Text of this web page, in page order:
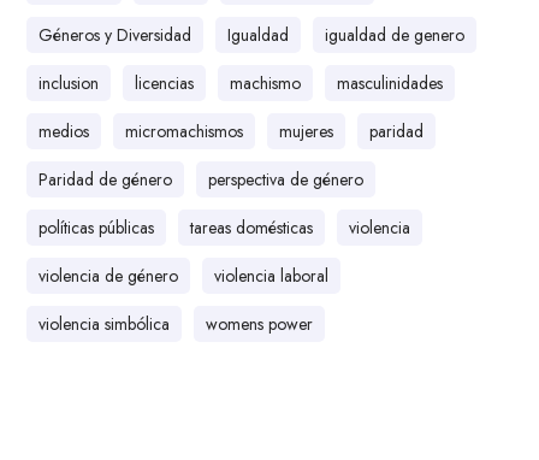
Géneros y Diversidad
Igualdad
igualdad de genero
inclusion
licencias machismo
masculinidades
medios
micromachismos mujeres
paridad
Paridad de género
perspectiva de género
políticas públicas
tareas domésticas
violencia
violencia de género
violencia laboral
violencia simbólica
womens power